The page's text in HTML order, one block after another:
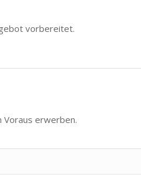
vorbereitet.
erwerben.